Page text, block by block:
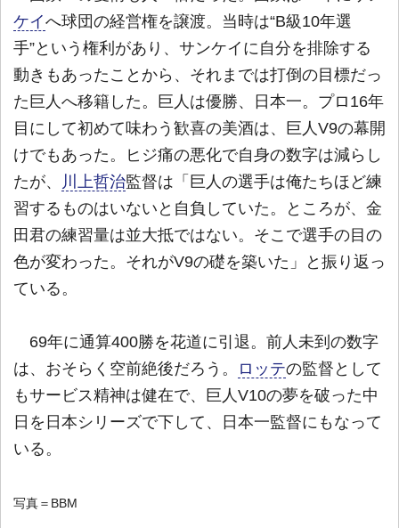
ケイへ球団の経営権を譲渡。当時は“B級10年選
手”という権利があり、サンケイに自分を排除する
動きもあったことから、それまでは打倒の目標だっ
た巨人へ移籍した。巨人は優勝、日本一。プロ16年
目にして初めて味わう歓喜の美酒は、巨人V9の幕開
けでもあった。ヒジ痛の悪化で自身の数字は減らし
たが、
川上哲治監督は「巨人の選手は俺たちほど練
習するものはいないと自負していた。ところが、金
田君の練習量は並大抵ではない。そこで選手の目の
色が変わった。それがV9の礎を築いた」と振り返っ
ている。
69年に通算400勝を花道に引退。前人未到の数字
は、おそらく空前絶後だろう。
ロッテの監督として
もサービス精神は健在で、巨人V10の夢を破った中
日を日本シリーズで下して、日本一監督にもなって
いる。
写真＝BBM